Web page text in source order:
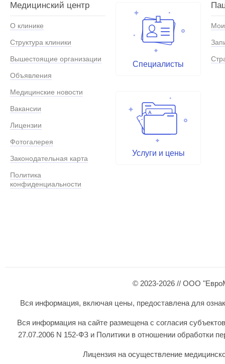
Медицинский центр
О клинике
Структура клиники
Вышестоящие организации
Объявления
Медицинские новости
Вакансии
Лицензии
Фотогалерея
Законодательная карта
Политика
конфиденциальности
Специалисты
Услуги и цены
© 2023-2026 // ООО
Вся информация, включая цены, предоставлена для
Вся информация на сайте размещена с согласия
27.07.2006 N 152-ФЗ и Политики в отношении обработки
Лицензия на осуществление